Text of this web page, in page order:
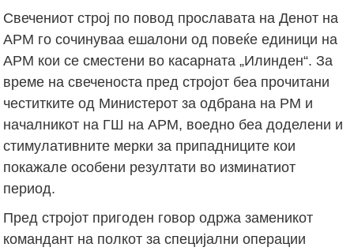
Свечениот строј по повод прославата на Денот на
АРМ го сочинуваа ешaлони од повеќе единици на
АРМ кои се сместени во касарната „Илинден“. За
време на свеченоста пред стројот беа прочитани
честитките од Министерот за одбрана на РМ и
началникот на ГШ на АРМ, воедно беа доделени и
стимулативните мерки за припадниците кои
покажале особени резултати во изминатиот
период.
Пред стројот пригоден говор одржа заменикот
командант на полкот за специјални операции